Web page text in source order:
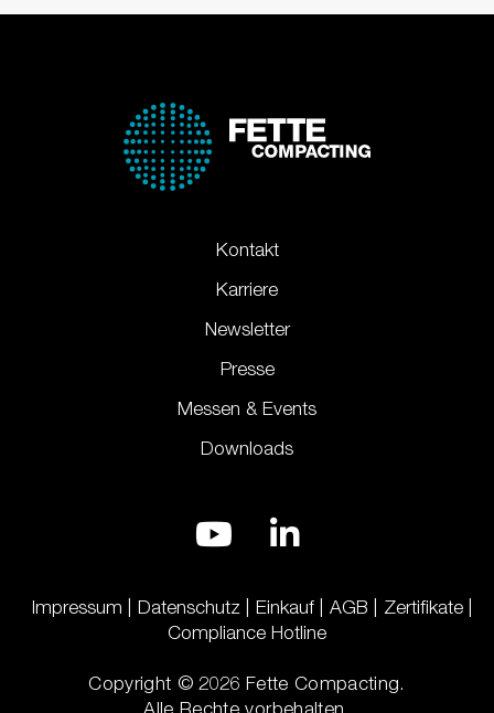
Kontakt
Karriere
Newsletter
Presse
Messen & Events
Downloads
Impressum Datenschutz Einkauf AGB
Zertifikate
Compliance Hotline
Copyright © 2026 Fette Compacting.